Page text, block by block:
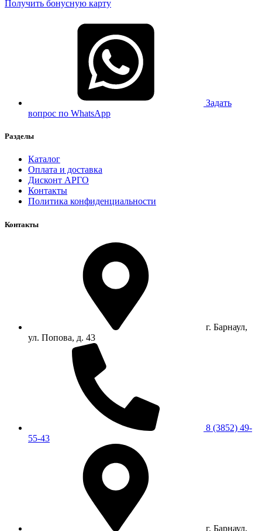
Получить бонусную карту
Задать
вопрос по WhatsApp
Разделы
Каталог
Оплата и доставка
Дисконт АРГО
Контакты
Политика конфиденциальности
Контакты
г. Барнаул,
ул. Попова, д. 43
8 (3852) 49-
55-43
г. Барнаул,